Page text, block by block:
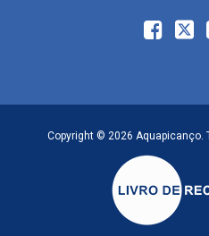
Copyright © 2026 Aquapicanço.